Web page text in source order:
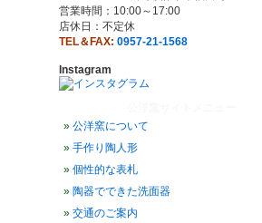
営業時間：10:00～17:00
店休日：不定休
TEL＆FAX: 0957-21-1568
Instagram
公洋窯について
手作り陶人形
個性的な表札
陶器でできた洗面器
交通のご案内